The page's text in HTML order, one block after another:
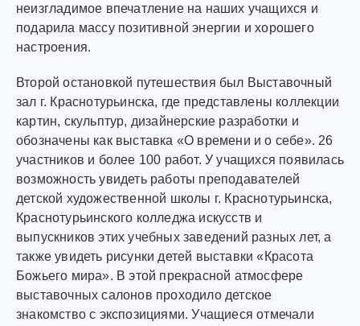
неизгладимое впечатление на наших учащихся и
подарила массу позитивной энергии и хорошего
настроения.
Второй остановкой путешествия был Выставочный
зал г. Краснотурьинска, где представлены коллекции
картин, скульптур, дизайнерские разработки и
обозначены как выставка «О времени и о себе». 26
участников и более 100 работ. У учащихся появилась
возможность увидеть работы преподавателей
детской художественной школы г. Краснотурьинска,
Краснотурьинского колледжа искусств и
выпускников этих учебных заведений разных лет, а
также увидеть рисунки детей выставки «Красота
Божьего мира». В этой прекрасной атмосфере
выставочных салонов проходило детское
знакомство с экспозициями. Учащиеся отмечали